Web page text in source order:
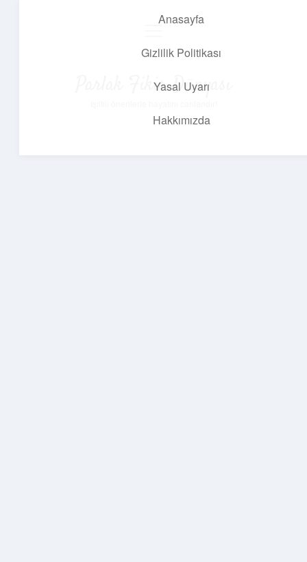
Anasayfa
Gizlilik Politikası
Yasal Uyarı
Hakkımızda
Parlak Fikir Dünyası